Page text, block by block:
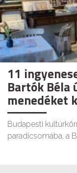
11
Bartók Béla
menedéket
Budapesti
paradicsomába, a